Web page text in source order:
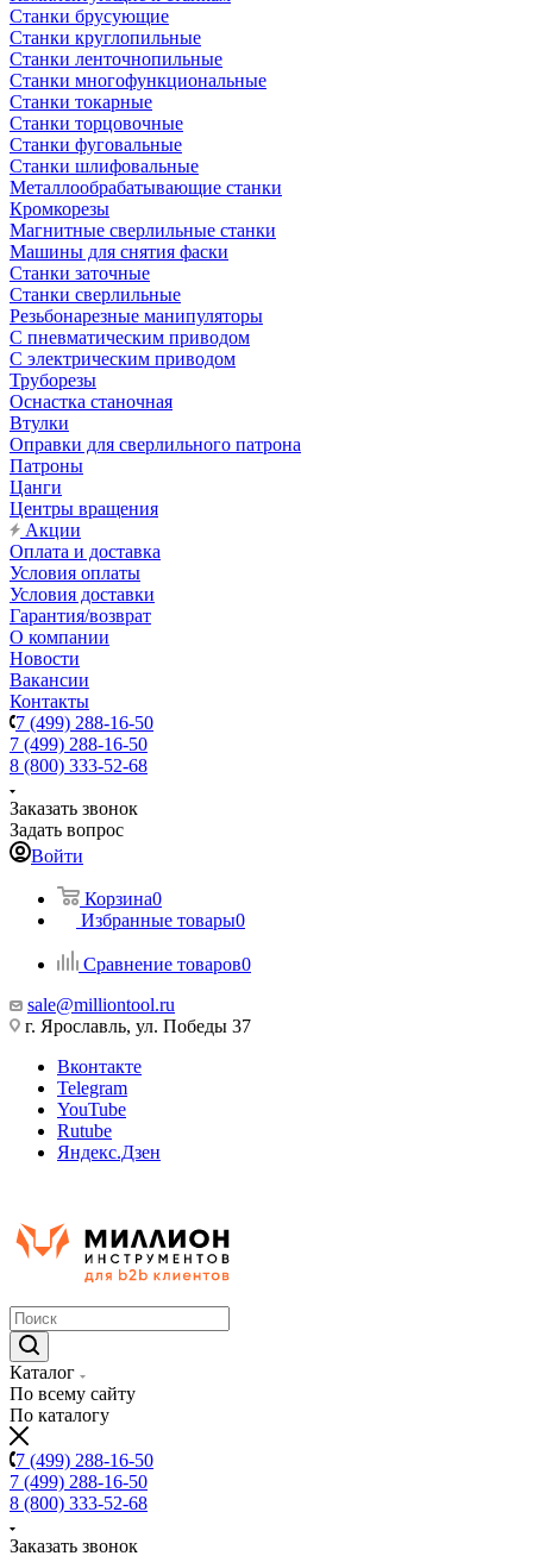
Станки брусующие
Станки круглопильные
Станки ленточнопильные
Станки многофункциональные
Станки токарные
Станки торцовочные
Станки фуговальные
Станки шлифовальные
Металлообрабатывающие станки
Кромкорезы
Магнитные сверлильные станки
Машины для снятия фаски
Станки заточные
Станки сверлильные
Резьбонарезные манипуляторы
С пневматическим приводом
С электрическим приводом
Труборезы
Оснастка станочная
Втулки
Оправки для сверлильного патрона
Патроны
Цанги
Центры вращения
Акции
Оплата и доставка
Условия оплаты
Условия доставки
Гарантия/возврат
О компании
Новости
Вакансии
Контакты
7 (499) 288-16-50
7 (499) 288-16-50
8 (800) 333-52-68
Заказать звонок
Задать вопрос
Войти
Корзина0
Избранные товары0
Сравнение товаров0
sale@milliontool.ru
г. Ярославль, ул. Победы 37
Вконтакте
Telegram
YouTube
Rutube
Яндекс.Дзен
Каталог
По всему сайту
По каталогу
7 (499) 288-16-50
7 (499) 288-16-50
8 (800) 333-52-68
Заказать звонок